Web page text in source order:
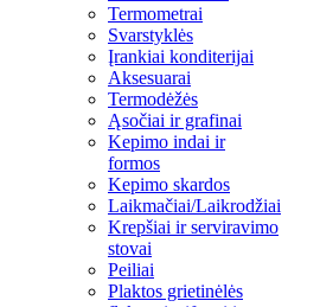
Termometrai
Svarstyklės
Įrankiai konditerijai
Aksesuarai
Termodėžės
Ąsočiai ir grafinai
Kepimo indai ir
formos
Kepimo skardos
Laikmačiai/Laikrodžiai
Krepšiai ir serviravimo
stovai
Peiliai
Plaktos grietinėlės